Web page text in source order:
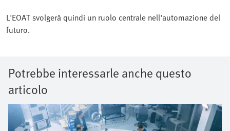
L'EOAT svolgerà quindi un ruolo centrale nell'automazione del
futuro.
Potrebbe interessarle anche questo
articolo